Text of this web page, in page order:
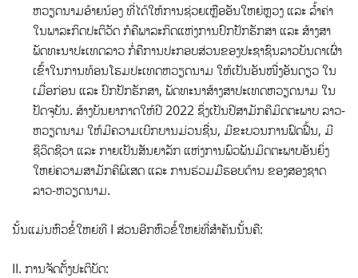
ຫວຽດນາມອ້າຍນ້ອງ ທີ່ໄດ້ໃຫ້ການຊ່ວຍເຫຼືອອັນໃຫຍ່ຫຼວງ ແລະ ລໍ້າຄ່າ
ໃນພາລະກິດປະຕິວັດ ກໍຄືພາລະກິດແຫ່ງການປົກປັກຮັກສາ ແລະ ສ້າງສາ
ພັດທະນາປະເທດລາວ ກໍ່ຄືການປະກອບສ່ວນຂອງປະຊາຊົນລາວບັນດາເຜົ່າ
ເຂົ້າໃນການທ້ອນໂຮມປະເທດຫວຽດນາມ ໃຫ້ເປັນອັນໜື່ງອັນດຽວ ໃນ
ເມື່ອກ່ອນ ແລະ ປົກປັກຮັກສາ, ພັດທະນາສ້າງສາປະເທດຫວຽດນາມ ໃນ
ປັດຈຸບັນ. ສ້າງບັນຍາກາດໃຫ້ປີ 2022 ຊຶ່ງເປັນປີສາມັກຄີມິດຕະພາບ ລາວ-
ຫວຽດນາມ ໃຫ້ມີຄວາມເບີກບານມ່ວນຊື່ນ, ມີຂະບວນການຟົດຟື້ນ, ມີ
ຊີວິດຊີວາ ແລະ ກາຍເປັນສັນຍາລັກ ແຫ່ງການພົວພັນມິດຕະພາບອັນຍິ່ງ
ໃຫຍ່ຄວາມສາມັກຄີພິເສດ ແລະ ການຮ່ວມມືຮອບດ້ານ ຂອງສອງຊາດ
ລາວ-ຫວຽດນາມ.
ນັ້ນແມ່ນຫົວຂໍ້ໃຫຍ່ທີ I ສ່ວນອີກຫົວຂໍ້ໃຫຍ່ທີ່ສໍາຄັນນັ້ນຄື:
II. ການຈັດຕັ້ງປະຕິບັດ: